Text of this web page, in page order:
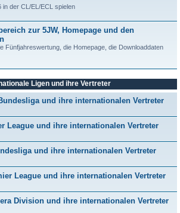
in der CL/EL/ECL spielen
zur 5JW, Homepage und den
Fünfjahreswertung, die Homepage, die Downloaddaten
Ligen und ihre Vertreter
und ihre internationalen Vertreter
League und ihre internationalen Vertreter
und ihre internationalen Vertreter
League und ihre internationalen Vertreter
Division und ihre internationalen Vertreter